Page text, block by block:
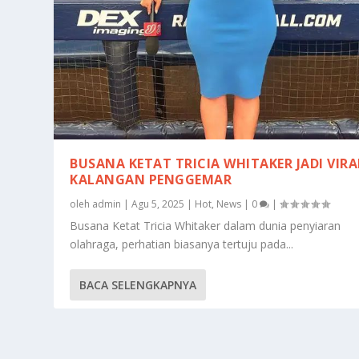
BUSANA KETAT TRICIA WHITAKER JADI
KALANGAN PENGGEMAR
oleh admin |Agu 5, 2025 | Hot, News | 0 |
Busana Ketat Tricia Whitaker dalam dunia penyiaran
olahraga, perhatian biasanya tertuju pada...
BACA SELENGKAPNYA